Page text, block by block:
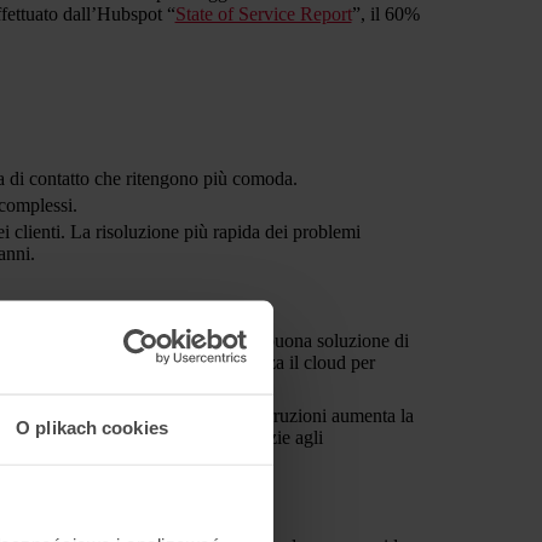
O plikach cookies
dall’Hubspot “State of Service Report”, il 60%
contatto che ritengono più comoda.
clienti. La risoluzione più rapida dei problemi
di guasti all'infrastruttura. Una buona soluzione di
Proteggi le tue operazioni e utilizza il cloud per
La riduzione del rischio di interruzioni aumenta la
quali incendi o inondazioni. Grazie agli
che per i clienti.